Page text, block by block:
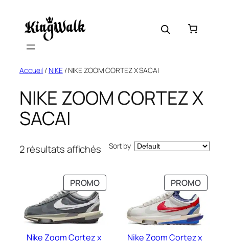
content
Accueil / NIKE/ NIKE ZOOM CORTEZ X SACAI
NIKE ZOOM CORTEZ X
SACAI
2 résultats affichés Sort by
PROMOPRODUIT
EN
PROMOTION
Nike Zoom Cortez x
PROMO
EN
Nike Zoom Cortez x